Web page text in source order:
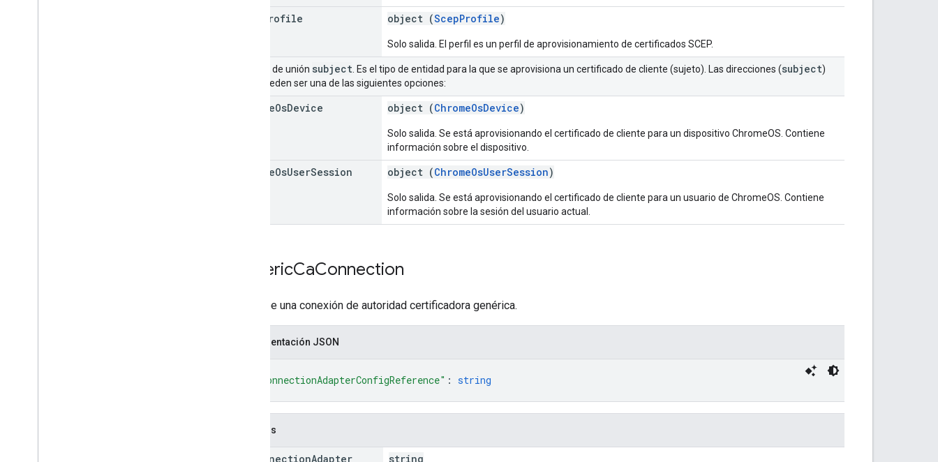
Profile object (ScepProfile)
Solo salida. El perfil es un perfil de aprovisionamiento de certificados SCEP.
Campo de unión subject . Es el tipo de entidad para la que se aprovisiona un certificado de cliente (sujeto). Las direcciones (subject)
solo pueden ser una de las siguientes opciones:
chromeOsDevice object (ChromeOsDevice)
Solo salida. Se está aprovisionando el certificado de cliente para un dispositivo ChromeOS. Contiene
información sobre el dispositivo.
chromeOsUserSession object (ChromeOsUserSession)
Solo salida. Se está aprovisionando el certificado de cliente para un usuario de ChromeOS. Contiene
información sobre la sesión del usuario actual.
GenericCaConnection
Describe una conexión de autoridad certificadora genérica.
Representación JSON
"caConnectionAdapterConfigReference" : string
Campos
ConnectionAdapter string